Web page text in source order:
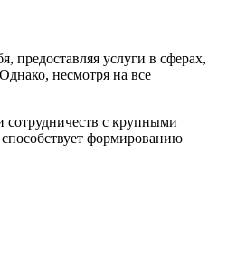
предоставляя услуги в сферах,
несмотря на все
сотрудничеств с крупными
формированию